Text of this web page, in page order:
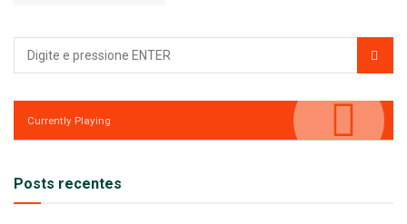
Currently Playing
Posts recentes